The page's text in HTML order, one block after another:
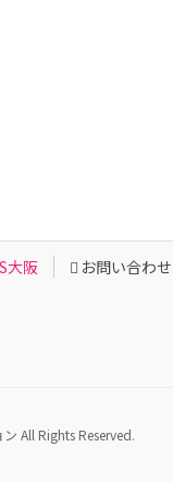
大阪 お問い合わ
All Rights Reserved.